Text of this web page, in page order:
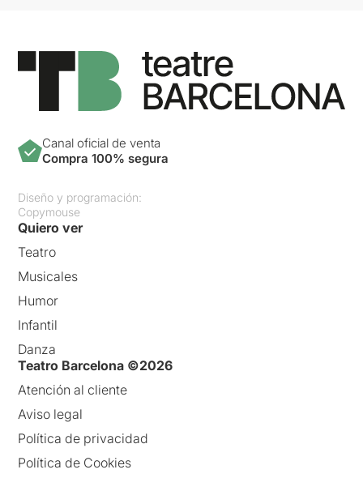
Canal oficial de venta
Compra 100% segura
Diseño y programación:
Copymouse
Quiero ver
Teatro
Musicales
Humor
Infantil
Danza
Teatro Barcelona ©2026
Atención al cliente
Aviso legal
Política de privacidad
Política de Cookies